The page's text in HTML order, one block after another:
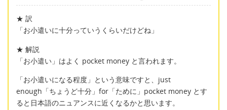
★ 訳
「お小遣いに十分っていうくらいだけどね」
★ 解説
「お小遣い」はよく pocket money と言われます。
「お小遣いになる程度」という意味ですと、just
enough「ちょうど十分」for「ために」pocket money とす
ると日本語のニュアンスに近くなるかと思います。